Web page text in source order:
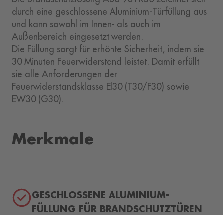
durch eine geschlossene Aluminium-Türfüllung aus
und kann sowohl im Innen- als auch im
Außenbereich eingesetzt werden.
Die Füllung sorgt für erhöhte Sicherheit, indem sie
30 Minuten Feuerwiderstand leistet. Damit erfüllt
sie alle Anforderungen der
Feuerwiderstandsklasse El30 (T30/F30) sowie
EW30 (G30).
Merkmale
GESCHLOSSENE ALUMINIUM-
FÜLLUNG FÜR BRANDSCHUTZTÜREN